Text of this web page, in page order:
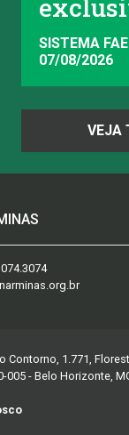
SISTEMA
07/08/2026
VEJA
Contorno, 1.771,
005 - Belo Horizonte,